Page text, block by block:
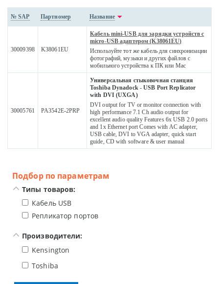
№ SAP Партномер Название
30009398 K38061EU
Кабель mini-USB для зарядки устройств с
micro-USB адаптером (K38061EU)
Используйте тот же кабель для синхронизации
фотографий, музыки и других файлов с
мобильного устройства к ПК или Mac
30005761 PA3542E-2PRP
Универсальная стыковочная станция
Toshiba Dynadock - USB Port Replicator
with DVI (UXGA)
DVI output for TV or monitor connection with
high performance 7.1 Ch audio output for
excellent audio quality Features 6x USB 2.0 ports
and 1x Ethernet port Comes with AC adapter,
USB cable, DVI to VGA adapter, quick start
guide, CD with software & user manual
Подбор по параметрам
Типы товаров:
Кабель USB
Репликатор портов
Производители:
Kensington
Toshiba